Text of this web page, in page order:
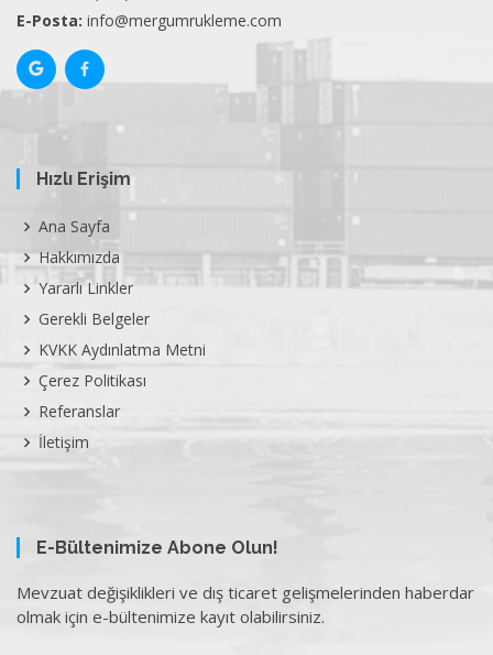
E-Posta: info@mergumrukleme.com
Hızlı Erişim
Ana Sayfa
Hakkımızda
Yararlı Linkler
Gerekli Belgeler
KVKK Aydınlatma Metni
Çerez Politikası
Referanslar
İletişim
E-Bültenimize Abone Olun!
Mevzuat değişiklikleri ve dış ticaret gelişmelerinden haberdar
olmak için e-bültenimize kayıt olabilirsiniz.